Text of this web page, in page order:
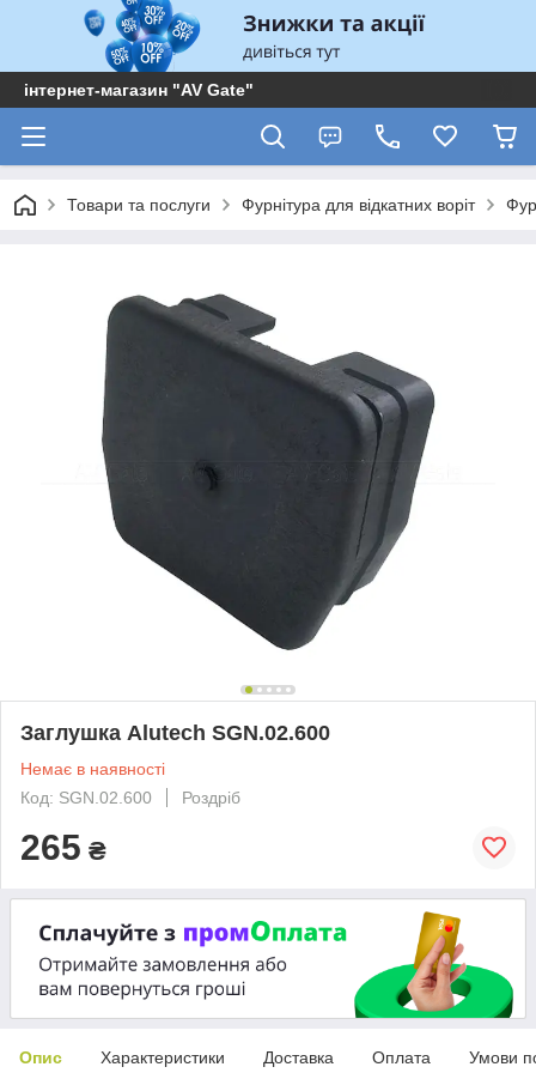
інтернет-магазин "AV Gate"
Товари та послуги Фурнітура для відкатних воріт
Заглушка Alutech SGN.02.600
Немає в наявності
Код: SGN.02.600
Роздріб
265 ₴
Опис Характеристики Доставка Оплата Умови